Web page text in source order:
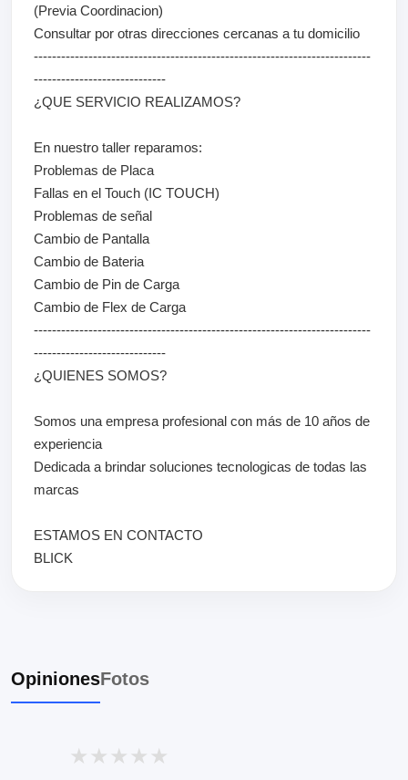
(Previa Coordinacion)
Consultar por otras direcciones cercanas a tu domicilio
--------------------------------------------------------------------------
-----------------------------
¿QUE SERVICIO REALIZAMOS?
En nuestro taller reparamos:
Problemas de Placa
Fallas en el Touch (IC TOUCH)
Problemas de señal
Cambio de Pantalla
Cambio de Bateria
Cambio de Pin de Carga
Cambio de Flex de Carga
--------------------------------------------------------------------------
-----------------------------
¿QUIENES SOMOS?
Somos una empresa profesional con más de 10 años de
experiencia
Dedicada a brindar soluciones tecnologicas de todas las
marcas
ESTAMOS EN CONTACTO
BLICK
OpinionesFotos
★ ★ ★ ★ ★